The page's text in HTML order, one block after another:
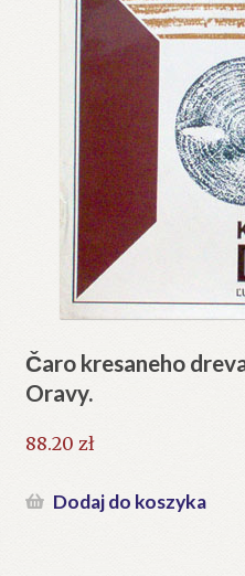
Čaro kresaneho
Oravy.
88.20 zł
Dodaj do koszyka